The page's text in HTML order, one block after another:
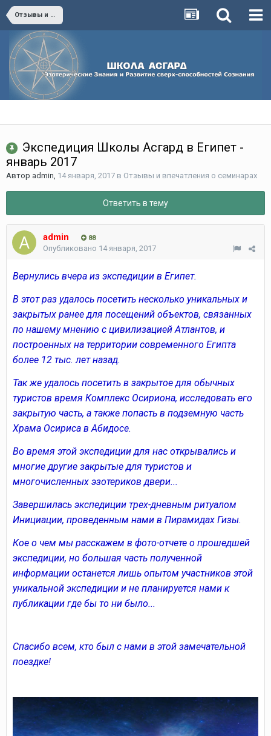
Отзывы и впечатления о семинарах
Экспедиция Школы Асгард в Египет -
январь 2017
Автор admin 14 января, 2017 в Отзывы и впечатления о семинарах
Ответить в тему
admin 88
Опубликовано 14 января, 2017
Вернулись вчера из экспедиции в Египет.
В этот раз удалось посетить несколько уникальных и
закрытых ранее для посещений объектов, связанных
по нашему мнению с цивилизацией Атлантов, и
построенных на территории современного Египта
более 12 тыс. лет назад.
Так же удалось посетить в закрытое для обычных
туристов время Комплекс Осириона, исследовать его
закрытую часть, а также попасть в подземную часть
Храма Осириса в Абидосе.
Во время этой экспедиции для нас открывались и
многие другие закрытые для туристов и
многочисленных эзотериков двери...
Завершилась экспедиции трех-дневным ритуалом
Инициации, проведенным нами в Пирамидах Гизы.
Кое о чем мы расскажем в фото-отчете о прошедшей
экспедиции, но большая часть полученной
информации останется лишь опытом участников этой
уникальной экспедиции и не планируется нами к
публикации где бы то ни было...
Спасибо всем, кто был с нами в этой замечательной
поездке!